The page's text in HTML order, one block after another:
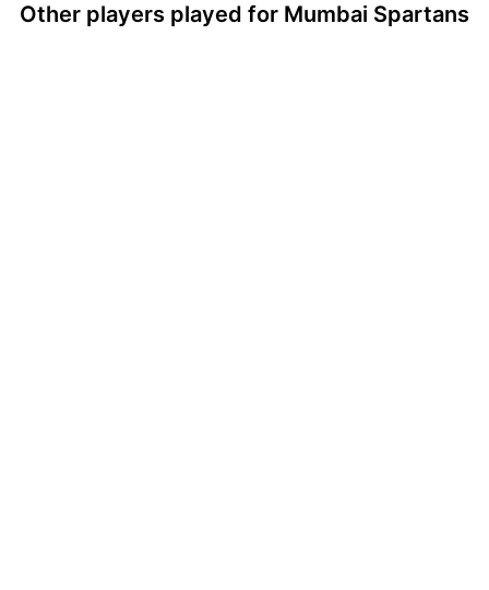
Other players played for Mumbai Spartans